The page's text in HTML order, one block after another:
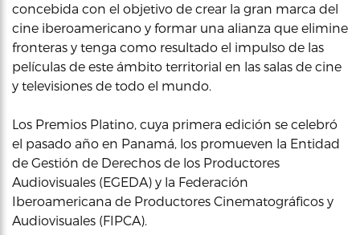
concebida con el objetivo de crear la gran marca del
cine iberoamericano y formar una alianza que elimine
fronteras y tenga como resultado el impulso de las
películas de este ámbito territorial en las salas de cine
y televisiones de todo el mundo.
Los Premios Platino, cuya primera edición se celebró
el pasado año en Panamá, los promueven la Entidad
de Gestión de Derechos de los Productores
Audiovisuales (EGEDA) y la Federación
Iberoamericana de Productores Cinematográficos y
Audiovisuales (FIPCA).